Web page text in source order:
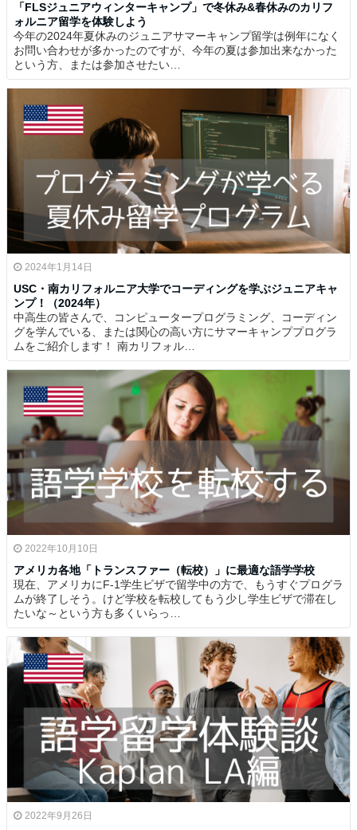
「FLSジュニアウィンターキャンプ」で冬休み&春休みのカリフ
ォルニア留学を体験しよう
今年の2024年夏休みのジュニアサマーキャンプ留学は例年になく
お問い合わせが多かったのですが、今年の夏は参加出来なかった
という方、または参加させたい…
2024年1月14日
USC・南カリフォルニア大学でコーディングを学ぶジュニアキャ
ンプ！（2024年）
中高生の皆さんで、コンピュータープログラミング、コーディン
グを学んでいる、または関心の高い方にサマーキャンププログラ
ムをご紹介します！ 南カリフォル…
2022年10月10日
アメリカ各地「トランスファー（転校）」に最適な語学学校
現在、アメリカにF-1学生ビザで留学中の方で、もうすぐプログラ
ムが終了しそう。けど学校を転校してもう少し学生ビザで滞在し
たいな～という方も多くいらっ…
2022年9月26日